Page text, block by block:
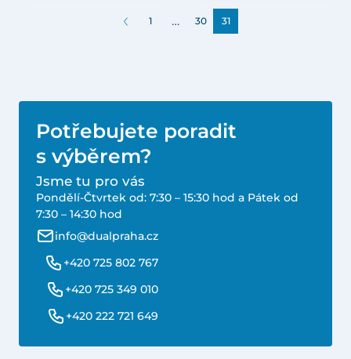
1 … 30 31
Potřebujete poradit
s výběrem?
Jsme tu pro vás
Pondělí-Čtvrtek od: 7:30 – 15:30 hod a Pátek od
7:30 – 14:30 hod
info@dualpraha.cz
+420 725 802 767
+420 725 349 010
+420 222 721 649